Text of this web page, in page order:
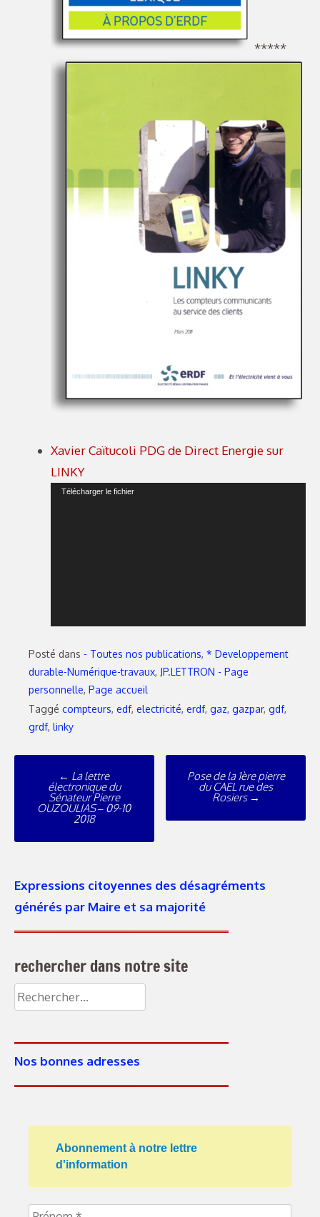
*****
Xavier Caïtucoli PDG de Direct Energie sur
LINKY
Lecteur
Télécharger le fichier
Posté dans - Toutes nos publications, * Developpement
durable-Numérique-travaux, JP.LETTRON - Page
personnelle, Page accueil
Taggé compteurs, edf, electricité, erdf, gaz, gazpar, gdf,
grdf, linky
Poste
navigation
← La lettre
électronique du
Sénateur Pierre
OUZOULIAS – 09-10
2018
Pose de la 1ère pierre
du CAEL rue des
Rosiers →
Expressions citoyennes des désagréments
générés par Maire et sa majorité
rechercher dans notre site
Rechercher :
Nos bonnes adresses
Abonnement à notre lettre
d'information